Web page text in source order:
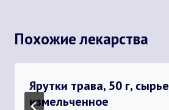
Похожие лекарства
Ярутки трава, 50 г, сырье
измельченное